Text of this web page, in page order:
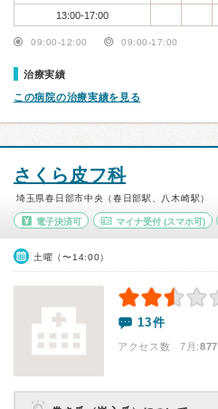
13:00-17:00
09:00-12:00 09:00-17:00
治療実績
この病院の治療実績を見る
さくら皮フ科
埼玉県春日部市中央（春日部駅、八木崎駅）
電子決済可 マイナ受付(スマホ可)
土曜（〜14:00）
13件
アクセス数 7月:877